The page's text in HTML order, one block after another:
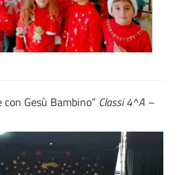
Gesù Bambino” Classi 4^A –